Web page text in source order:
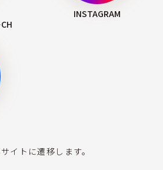
INSTAGRAM
イトに遷移します。